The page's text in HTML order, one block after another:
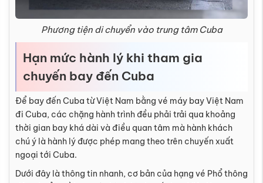
Phương tiện di chuyển vào trung tâm Cuba
Hạn mức hành lý khi tham gia
chuyến bay đến Cuba
Để bay đến Cuba từ Việt Nam bằng vé máy bay Việt Nam
đi Cuba, các chặng hành trình đều phải trải qua khoảng
thời gian bay khá dài và điều quan tâm mà hành khách
chú ý là hành lý được phép mang theo trên chuyến xuất
ngoại tới Cuba.
Dưới đây là thông tin nhanh, cơ bản của hạng vé Phổ thông